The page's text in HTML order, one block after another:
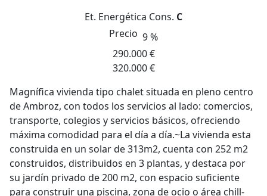
Et. Energética Cons. C
Precio 9 %
290.000 €
320.000 €
Magnífica vivienda tipo chalet situada en pleno centro
de Ambroz, con todos los servicios al lado: comercios,
transporte, colegios y servicios básicos, ofreciendo
máxima comodidad para el día a día.~La vivienda esta
construida en un solar de 313m2, cuenta con 252 m2
construidos, distribuidos en 3 plantas, y destaca por
su jardín privado de 200 m2, con espacio suficiente
para construir una piscina, zona de ocio o área chill-